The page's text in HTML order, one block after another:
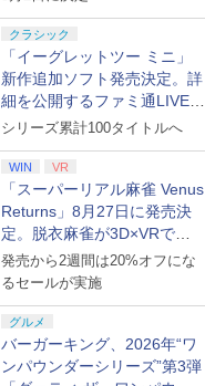
クラシック
「イーグレットツー ミニ」
新作追加ソフト発売決定。詳
細を公開するファミ通LIVEが
8月27日20時から配信
シリーズ累計100タイトルへ
WIN VR
「スーパーリアル麻雀 Venus
Returns」8月27日に発売決
定。脱衣麻雀が3D×VRで復
活
発売から2週間は20%オフにな
るセールが実施
グルメ
バーガーキング、2026年“ワ
ンパウンダーシリーズ”第3弾